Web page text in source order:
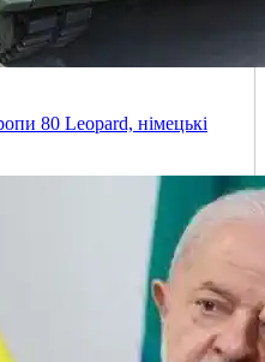
80 Leopard, німецькі